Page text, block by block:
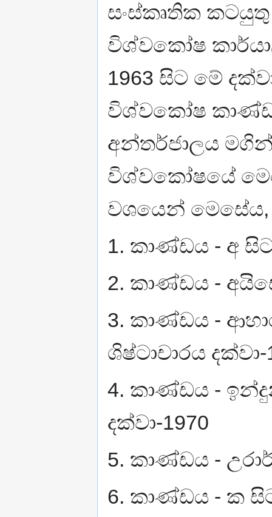
සංස්කෘතික
විශ්වකෝෂ
1963 සිට මේ
විශ්වකෝෂ
අන්තර්ජාලය
විශ්වකෝෂයේ
වශයෙන් මෙසේය,
1. කාණ්ඩය - අ
2. කාණ්ඩය -
3. කාණ්ඩය -
ශිෂ්ටාචාරය දක්වා-
4. කාණ්ඩය -
දක්වා-1970
5. කාණ්ඩය -
6. කාණ්ඩය - ක සිට